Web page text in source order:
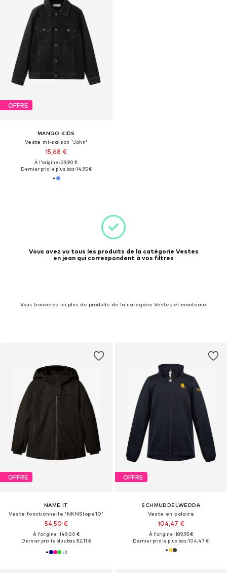
OFFRE
MANGO KIDS
Veste mi-saison 'John'
15,68 €
À l'origine : 29,90 €
Dernier prix le plus bas :14,95 €
Vous avez vu tous les produits de la catégorie Vestes
en jean qui correspondent à vos filtres
Vous trouverez ici plus de produits de la catégorie Vestes et manteaux
OFFRE
NAME IT
Veste fonctionnelle 'NKNSlope10'
54,50 €
À l'origine : 149,00 €
Dernier prix le plus bas :52,11 €
+2
OFFRE
SCHMUDDELWEDDA
Veste en polaire
104,47 €
À l'origine : 189,95 €
Dernier prix le plus bas :104,47 €